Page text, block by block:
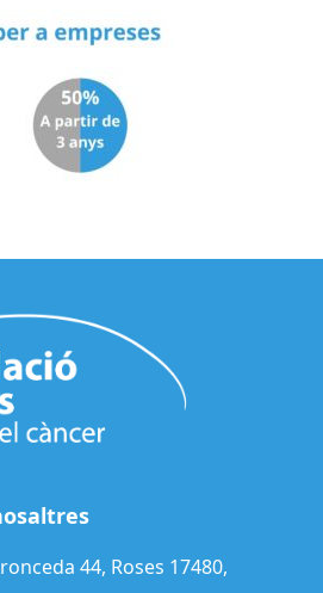
44, Roses 17480,